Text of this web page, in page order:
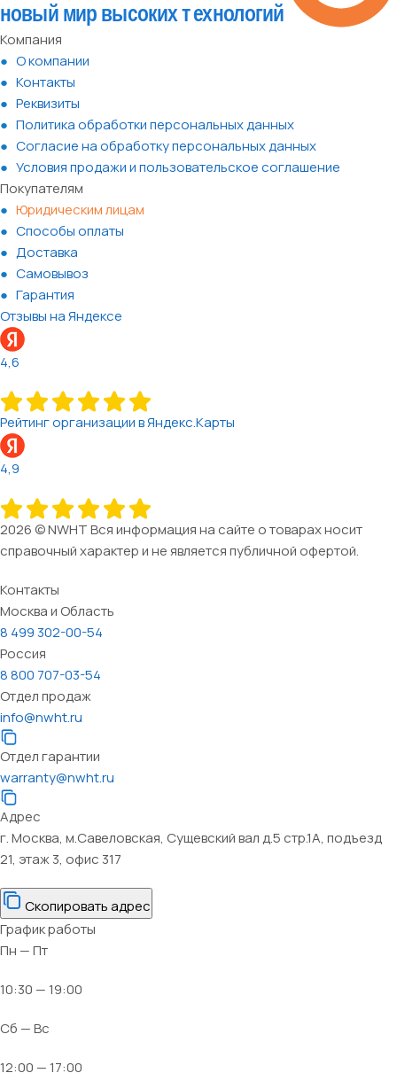
Компания
О компании
Контакты
Реквизиты
Политика обработки персональных данных
Согласие на обработку персональных данных
Условия продажи и пользовательское соглашение
Покупателям
Юридическим лицам
Способы оплаты
Доставка
Самовывоз
Гарантия
Отзывы на Яндексе
4,6
Рейтинг организации в Яндекс.Карты
4,9
2026 © NWHT Вся информация на сайте о товарах носит
справочный характер и не является публичной офертой.
Контакты
Москва и Область
8 499 302-00-54
Россия
8 800 707-03-54
Отдел продаж
info@nwht.ru
Отдел гарантии
warranty@nwht.ru
Адрес
г. Москва, м.Савеловская, Сущевский вал д.5 стр.1А, подъезд
21, этаж 3, офис 317
Скопировать адрес
График работы
Пн — Пт
10:30 — 19:00
Сб — Вс
12:00 — 17:00